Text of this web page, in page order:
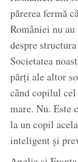
părerea fermă
României nu
despre
Societatea
părți ale altor
când copilul
mare. Nu. Este
la un copil
inteligent și